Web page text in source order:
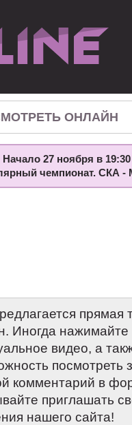
ОНЛАЙН
Начало 27 ноября в
чемпионат. СКА -
прямая
Иногда нажимайте
видео, а
комментарий в
приглашать
нашего сайта!